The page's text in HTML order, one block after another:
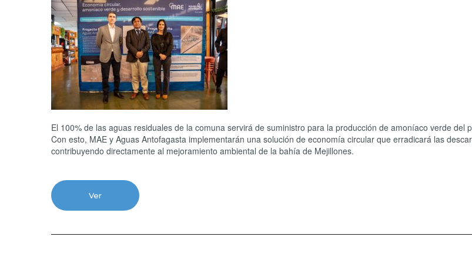
El 100% de las aguas residuales de la comuna servirá de suministro para la producción de amoníaco verde del
Con esto, MAE y Aguas Antofagasta implementarán una solución de economía circular que erradicará las
contribuyendo directamente al mejoramiento ambiental de la bahía de Mejillones.
Ver